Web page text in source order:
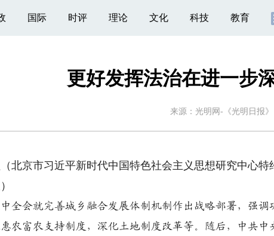
国际 时评 理论 文化 科技 教育
更好发挥法治在进一步
来源： 光明网-《光明日报》
京市习近平新时代中国特色社会主义思想研究中心特
会就完善城乡融合发展体制机制作出战略部署，强调
农富农支持制度，深化土地制度改革等。随后，中共中